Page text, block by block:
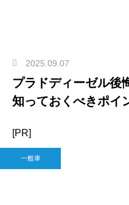
2025.09.07
プラドディーゼル後
知っておくべきポイ
[PR]
一般車